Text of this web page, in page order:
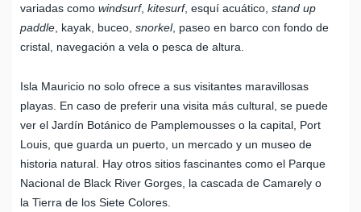
variadas como windsurf, kitesurf, esquí acuático, stand up
paddle , kayak, buceo, snorkel, paseo en barco con fondo de
cristal, navegación a vela o pesca de altura.
Isla Mauricio no solo ofrece a sus visitantes maravillosas
playas. En caso de preferir una visita más cultural, se puede
ver el Jardín Botánico de Pamplemousses o la capital, Port
Louis, que guarda un puerto, un mercado y un museo de
historia natural. Hay otros sitios fascinantes como el Parque
Nacional de Black River Gorges, la cascada de Camarely o
la Tierra de los Siete Colores.